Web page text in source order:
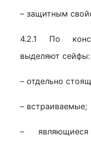
– защитным
4.2.1 По
выделяют сейфы:
– отдельно
– встраиваемые;
–